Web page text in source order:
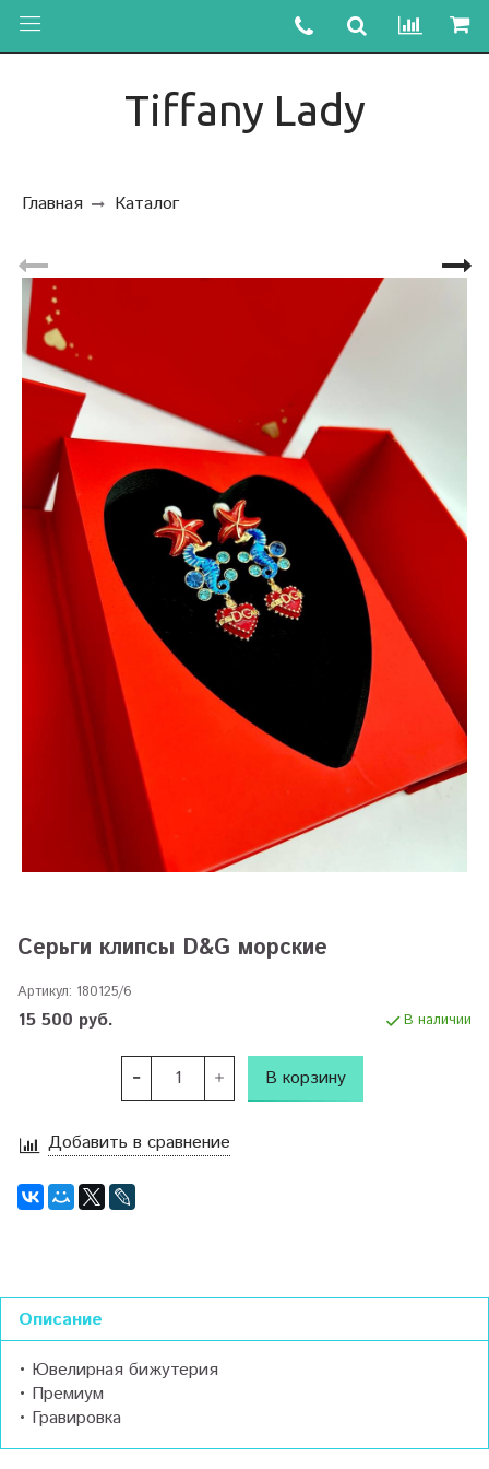
Tiffany Lady
Главная Каталог
Серьги клипсы D&G морские
Артикул: 180125/6
15 500 руб. В наличии
В корзину
Добавить в сравнение
Описание
• Ювелирная бижутерия
• Премиум
• Гравировка